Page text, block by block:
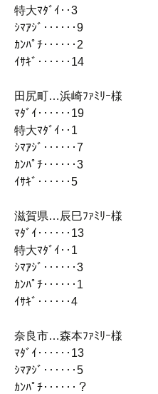
特大ﾏﾀﾞｲ‥3
ｼﾏｱｼﾞ‥‥‥9
ｶﾝﾊﾟﾁ‥‥‥2
ｲｻｷﾞ‥‥‥14
田尻町…浜崎ﾌｧﾐﾘｰ様
ﾏﾀﾞｲ‥‥‥19
特大ﾏﾀﾞｲ‥1
ｼﾏｱｼﾞ‥‥‥7
ｶﾝﾊﾟﾁ‥‥‥3
ｲｻｷﾞ‥‥‥5
滋賀県…辰巳ﾌｧﾐﾘｰ様
ﾏﾀﾞｲ‥‥‥13
特大ﾏﾀﾞｲ‥1
ｼﾏｱｼﾞ‥‥‥3
ｶﾝﾊﾟﾁ‥‥‥1
ｲｻｷﾞ‥‥‥4
奈良市…森本ﾌｧﾐﾘｰ様
ﾏﾀﾞｲ‥‥‥13
ｼﾏｱｼﾞ‥‥‥5
ｶﾝﾊﾟﾁ‥‥‥？